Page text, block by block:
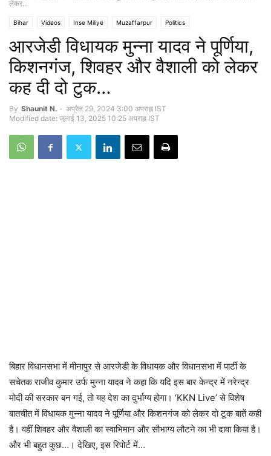
लेकर...
Bihar Videos Inse Miliye Muzaffarpur Politics
आरजेडी विधायक मुन्ना यादव ने पूर्णिया,
किशनगंज, शिवहर और वैशाली को लेकर
कह दी दो टुक…
By Shaunit N. - अप्रैल 29, 2024 3:00 अपराह्न IST
Modified date: जुलाई 13, 2025 10:25 अपराह्न IST
बिहार विधानसभा में मीनापुर से आरजेडी के विधायक और विधानसभा में पार्टी के
सचेतक राजीव कुमार उर्फ मुन्ना यादव ने कहा कि यदि इस बार केन्द्र में नरेन्द्र
मोदी की सरकार बन गई, तो यह देश का दुर्भाग्य होगा। ‘KKN Live’ से विशेष
बातचीत में विधायक मुन्ना यादव ने पूर्णिया और किशनगंज को लेकर दो टूक बातें कही
है। वहीं शिवहर और वैशाली का स्वाभिमान और सौभाग्य लौटने का भी दावा किया है।
और भी बहुत कुछ…। देखिए, इस रिपोर्ट में…